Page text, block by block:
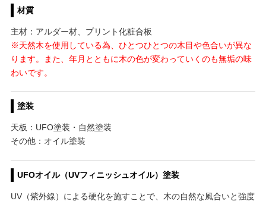
材質
主材：アルダー材、プリント化粧合板
※天然木を使用している為、ひとつひとつの木目や色合いが異な
ります。また、年月とともに木の色が変わっていくのも無垢の味
わいです。
塗装
天板：UFO塗装・自然塗装
その他：オイル塗装
UFOオイル（UVフィニッシュオイル）塗装
UV（紫外線）による硬化を施すことで、木の自然な風合いと強度